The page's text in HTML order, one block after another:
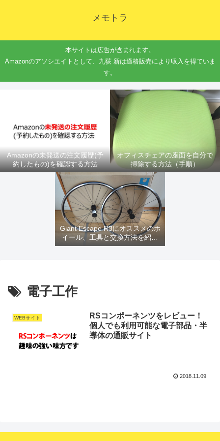
メモトラ
本サイトは広告が含まれます。
Amazonのアソシエイトとして、九荻 新は適格販売により収入を得ていま
す。
Amazonの未発送の注文履歴(予
約したもの)を確認する方法
オフィスチェアの座面を自分で
掃除する方法（手順）
Giant Escape R3にオススメのホ
イール、工具と交換方法を紹介
するよ
電子工作
WEBサイト
RSコンポーネンツをレビュー！
個人でも利用可能な電子部品・半
導体の通販サイト
2018.11.09